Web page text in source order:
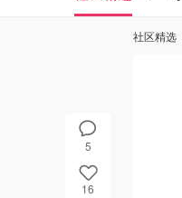
5
16
社区精选